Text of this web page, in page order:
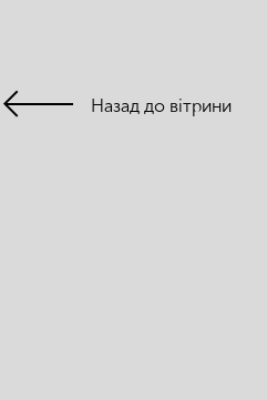
Назад до вітрини